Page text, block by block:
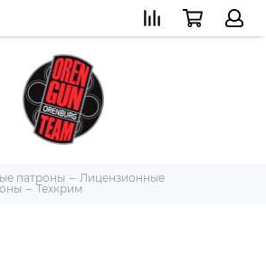
патроны
Лицензионные
Техкрим